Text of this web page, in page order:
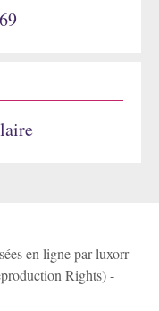
en ligne par luxorr
Rights) -